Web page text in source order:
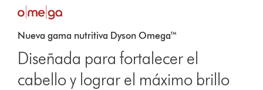
Nueva gama nutritiva Dyson Omega™
Diseñada para fortalecer el
cabello y lograr el máximo brillo